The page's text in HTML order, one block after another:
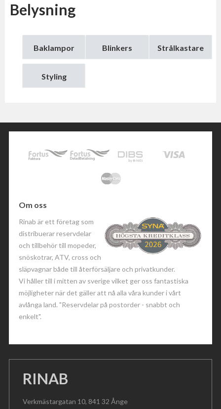
Belysning
Baklampor Blinkers Strålkastare
Styling
Om oss
Rinab är ett företag som
distribuerar reservdelar
och tillbehör till mopeder,
snöskotrar, ATV, cross och
släpvagnar både till återförsäljare och privatkunder.
Vi håller till i mitten av sverige vilket ger oss fantastiska
möjligheter när det gäller att nå alla våra kunder i vårt
avlånga land. "Reservdelar på postorder - snabbt och
enkelt".
RINAB
Verkmästargatan 10, 841 32 Ånge